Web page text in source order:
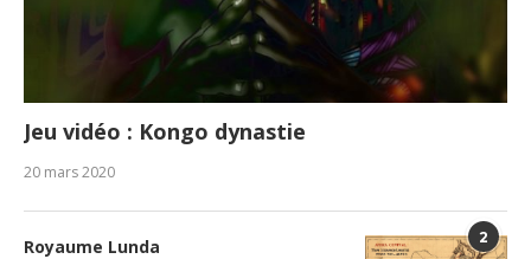
Jeu vidéo : Kongo dynastie
20 mars 2020
2
Royaume Lunda